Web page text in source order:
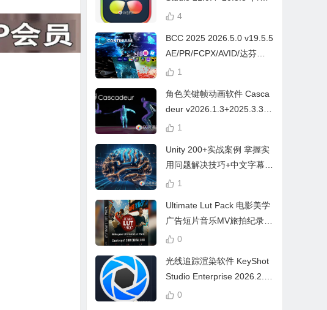
文 Win/Mac
4
BCC 2025 2026.5.0 v19.5.5
AE/PR/FCPX/AVID/达芬奇
视频特效插件Continuum Wi
1
角色关键帧动画软件 Casca
deur v2026.1.3+2025.3.3
Win/Mac+中文字幕教程
1
Unity 200+实战案例 掌握实
用问题解决技巧+中文字幕 L
earn Problem Solving
1
Ultimate Lut Pack 电影美学
广告短片音乐MV旅拍纪录片
视频调色预设
0
光线追踪渲染软件 KeyShot
Studio Enterprise 2026.2.1
Win中文版
0